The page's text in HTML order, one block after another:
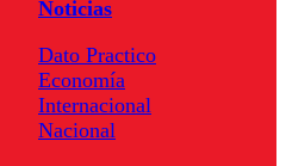
Noticias
Dato Practico
Economía
Internacional
Nacional